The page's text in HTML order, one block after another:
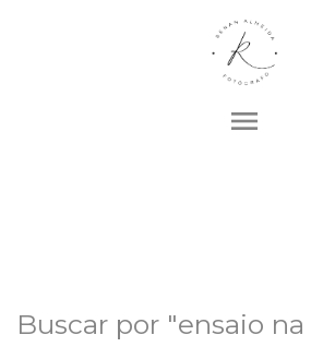
menu
Buscar por "ensaio na